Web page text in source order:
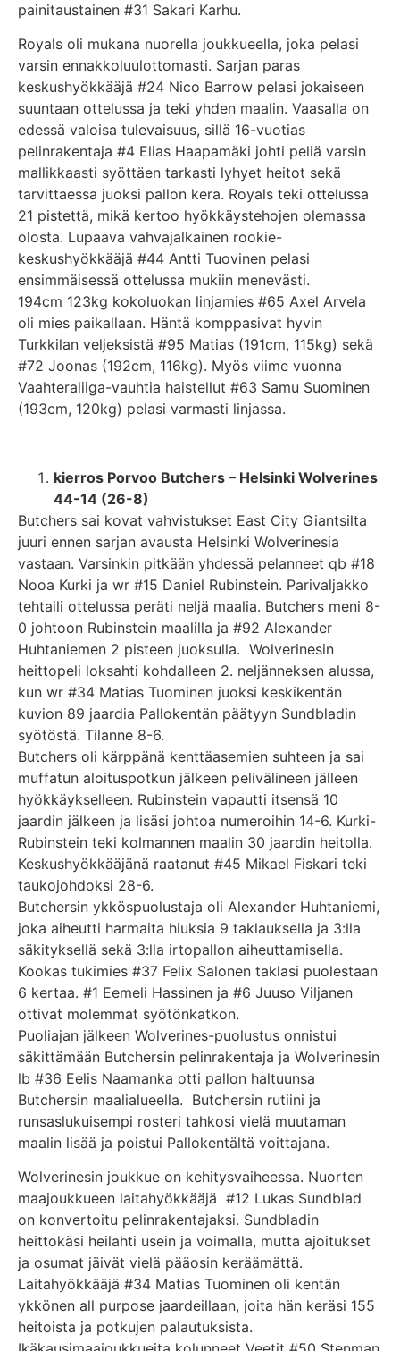
painitaustainen #31 Sakari Karhu.
Royals oli mukana nuorella joukkueella, joka pelasi
varsin ennakkoluulottomasti. Sarjan paras
keskushyökkääjä #24 Nico Barrow pelasi jokaiseen
suuntaan ottelussa ja teki yhden maalin. Vaasalla on
edessä valoisa tulevaisuus, sillä 16-vuotias
pelinrakentaja #4 Elias Haapamäki johti peliä varsin
mallikkaasti syöttäen tarkasti lyhyet heitot sekä
tarvittaessa juoksi pallon kera. Royals teki ottelussa
21 pistettä, mikä kertoo hyökkäystehojen olemassa
olosta. Lupaava vahvajalkainen rookie-
keskushyökkääjä #44 Antti Tuovinen pelasi
ensimmäisessä ottelussa mukiin menevästi.
194cm 123kg kokoluokan linjamies #65 Axel Arvela
oli mies paikallaan. Häntä komppasivat hyvin
Turkkilan veljeksistä #95 Matias (191cm, 115kg) sekä
#72 Joonas (192cm, 116kg). Myös viime vuonna
Vaahteraliiga-vauhtia haistellut #63 Samu Suominen
(193cm, 120kg) pelasi varmasti linjassa.
kierros Porvoo Butchers – Helsinki Wolverines
44-14 (26-8)
Butchers sai kovat vahvistukset East City Giantsilta
juuri ennen sarjan avausta Helsinki Wolverinesia
vastaan. Varsinkin pitkään yhdessä pelanneet qb #18
Nooa Kurki ja wr #15 Daniel Rubinstein. Parivaljakko
tehtaili ottelussa peräti neljä maalia. Butchers meni 8-
0 johtoon Rubinstein maalilla ja #92 Alexander
Huhtaniemen 2 pisteen juoksulla. Wolverinesin
heittopeli loksahti kohdalleen 2. neljänneksen alussa,
kun wr #34 Matias Tuominen juoksi keskikentän
kuvion 89 jaardia Pallokentän päätyyn Sundbladin
syötöstä. Tilanne 8-6.
Butchers oli kärppänä kenttäasemien suhteen ja sai
muffatun aloituspotkun jälkeen pelivälineen jälleen
hyökkäykselleen. Rubinstein vapautti itsensä 10
jaardin jälkeen ja lisäsi johtoa numeroihin 14-6. Kurki-
Rubinstein teki kolmannen maalin 30 jaardin heitolla.
Keskushyökkääjänä raatanut #45 Mikael Fiskari teki
taukojohdoksi 28-6.
Butchersin ykköspuolustaja oli Alexander Huhtaniemi,
joka aiheutti harmaita hiuksia 9 taklauksella ja 3:lla
säkityksellä sekä 3:lla irtopallon aiheuttamisella.
Kookas tukimies #37 Felix Salonen taklasi puolestaan
6 kertaa. #1 Eemeli Hassinen ja #6 Juuso Viljanen
ottivat molemmat syötönkatkon.
Puoliajan jälkeen Wolverines-puolustus onnistui
säkittämään Butchersin pelinrakentaja ja Wolverinesin
lb #36 Eelis Naamanka otti pallon haltuunsa
Butchersin maalialueella. Butchersin rutiini ja
runsaslukuisempi rosteri tahkosi vielä muutaman
maalin lisää ja poistui Pallokentältä voittajana.
Wolverinesin joukkue on kehitysvaiheessa. Nuorten
maajoukkueen laitahyökkääjä #12 Lukas Sundblad
on konvertoitu pelinrakentajaksi. Sundbladin
heittokäsi heilahti usein ja voimalla, mutta ajoitukset
ja osumat jäivät vielä pääosin keräämättä.
Laitahyökkääjä #34 Matias Tuominen oli kentän
ykkönen all purpose jaardeillaan, joita hän keräsi 155
heitoista ja potkujen palautuksista.